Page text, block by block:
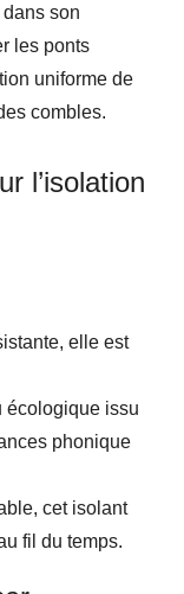
son
les ponts
uniforme de
combles.
l’isolation
elle est
écologique issu
phonique
cet isolant
fil du temps.